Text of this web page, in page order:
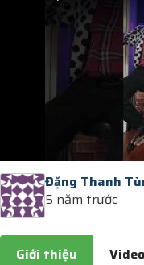
Đặng Thanh
5 năm trước
Giới thiệu